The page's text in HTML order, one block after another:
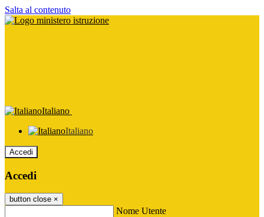
Salta al contenuto
Italiano
Italiano
Accedi
Accedi
button close ×
Nome Utente